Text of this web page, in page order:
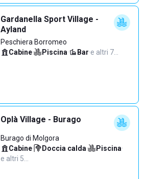
Gardanella Sport Village -
Ayland
Peschiera Borromeo
Cabine· Piscina· Bar·e altri 7…
Oplà Village - Burago
Burago di Molgora
Cabine· Doccia calda· Piscina·
e altri 5…